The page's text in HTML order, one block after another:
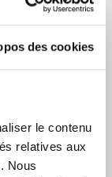
des cookies
le contenu
relatives aux
Nous
minTaille de